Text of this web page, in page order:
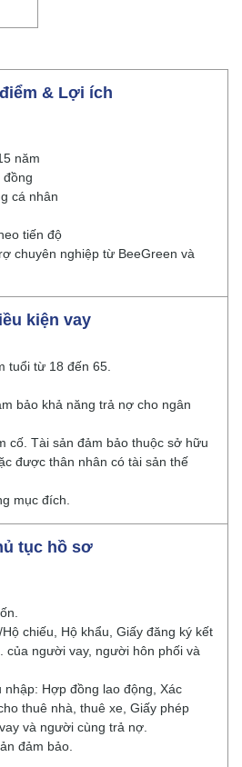
& Lợi ích
năm
cá nhân
tiến độ
chuyên nghiệp từ BeeGreen và
kiện vay
tuổi từ 18 đến 65.
bảo khả năng trả nợ cho ngân
cố. Tài sản đảm bảo thuộc sở hữu
được thân nhân có tài sản thế
mục đích.
tục hồ sơ
chiếu, Hộ khẩu, Giấy đăng ký kết
của người vay, người hôn phối và
Hợp đồng lao động, Xác
thuê nhà, thuê xe, Giấy phép
và người cùng trả nợ.
đảm bảo.